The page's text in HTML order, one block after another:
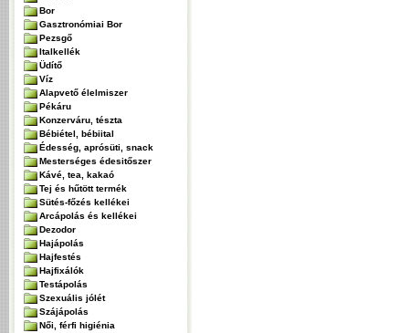
Bor
Gasztronómiai Bor
Pezsgő
Italkellék
Üdítő
Víz
Alapvető élelmiszer
Pékáru
Konzerváru, tészta
Bébiétel, bébiital
Édesség, aprósüti, snack
Mesterséges édesitőszer
Kávé, tea, kakaó
Tej és hűtött termék
Sütés-főzés kellékei
Arcápolás és kellékei
Dezodor
Hajápolás
Hajfestés
Hajfixálók
Testápolás
Szexuális jólét
Szájápolás
Női, férfi higiénia